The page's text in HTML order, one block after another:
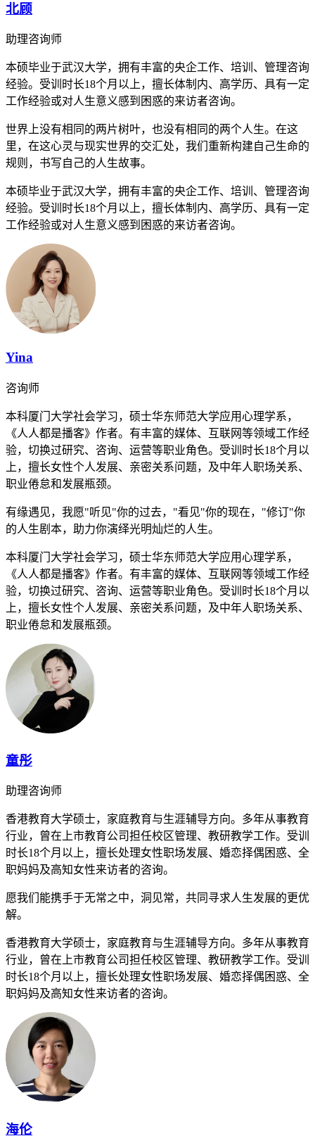
北顾
助理咨询师
本硕毕业于武汉大学，拥有丰富的央企工作、培训、管理咨询
经验。受训时长18个月以上，擅长体制内、高学历、具有一定
工作经验或对人生意义感到困惑的来访者咨询。
世界上没有相同的两片树叶，也没有相同的两个人生。在这
里，在这心灵与现实世界的交汇处，我们重新构建自己生命的
规则，书写自己的人生故事。
本硕毕业于武汉大学，拥有丰富的央企工作、培训、管理咨询
经验。受训时长18个月以上，擅长体制内、高学历、具有一定
工作经验或对人生意义感到困惑的来访者咨询。
Yina
咨询师
本科厦门大学社会学习，硕士华东师范大学应用心理学系，
《人人都是播客》作者。有丰富的媒体、互联网等领域工作经
验，切换过研究、咨询、运营等职业角色。受训时长18个月以
上，擅长女性个人发展、亲密关系问题，及中年人职场关系、
职业倦怠和发展瓶颈。
有缘遇见，我愿"听见"你的过去，"看见"你的现在，"修订"你
的人生剧本，助力你演绎光明灿烂的人生。
本科厦门大学社会学习，硕士华东师范大学应用心理学系，
《人人都是播客》作者。有丰富的媒体、互联网等领域工作经
验，切换过研究、咨询、运营等职业角色。受训时长18个月以
上，擅长女性个人发展、亲密关系问题，及中年人职场关系、
职业倦怠和发展瓶颈。
童彤
助理咨询师
香港教育大学硕士，家庭教育与生涯辅导方向。多年从事教育
行业，曾在上市教育公司担任校区管理、教研教学工作。受训
时长18个月以上，擅长处理女性职场发展、婚恋择偶困惑、全
职妈妈及高知女性来访者的咨询。
愿我们能携手于无常之中，洞见常，共同寻求人生发展的更优
解。
香港教育大学硕士，家庭教育与生涯辅导方向。多年从事教育
行业，曾在上市教育公司担任校区管理、教研教学工作。受训
时长18个月以上，擅长处理女性职场发展、婚恋择偶困惑、全
职妈妈及高知女性来访者的咨询。
海伦